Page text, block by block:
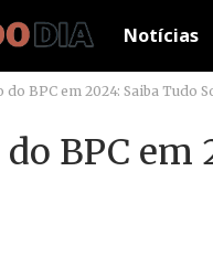
Notícias
do BPC em 2024: Saiba Tudo
BPC em